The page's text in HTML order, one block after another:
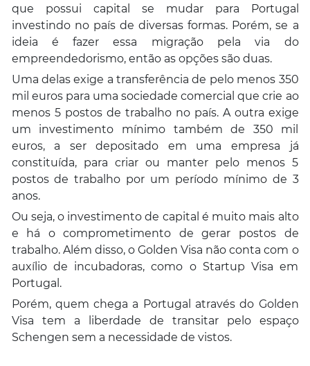
que possui capital se mudar para Portugal
investindo no país de diversas formas. Porém, se a
ideia é fazer essa migração pela via do
empreendedorismo, então as opções são duas.
Uma delas exige a transferência de pelo menos 350
mil euros para uma sociedade comercial que crie ao
menos 5 postos de trabalho no país. A outra exige
um investimento mínimo também de 350 mil
euros, a ser depositado em uma empresa já
constituída, para criar ou manter pelo menos 5
postos de trabalho por um período mínimo de 3
anos.
Ou seja, o investimento de capital é muito mais alto
e há o comprometimento de gerar postos de
trabalho. Além disso, o Golden Visa não conta com o
auxílio de incubadoras, como o Startup Visa em
Portugal.
Porém, quem chega a Portugal através do Golden
Visa tem a liberdade de transitar pelo espaço
Schengen sem a necessidade de vistos.